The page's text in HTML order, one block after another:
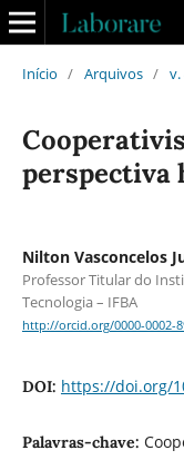
Início / Arquivos / v.
perspectiva
Nilton Vasconcelos
Professor Titular do
Tecnologia – IFBA
http://orcid.org/0000-0002-
DOI: https://doi.org/
Palavras-chave: